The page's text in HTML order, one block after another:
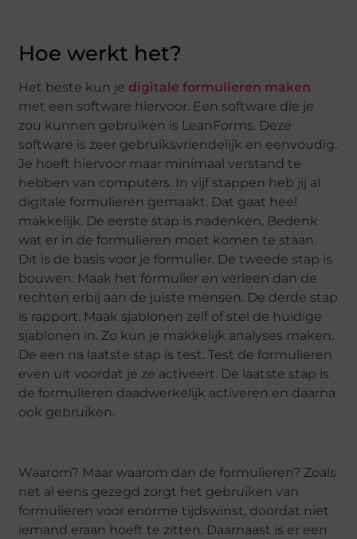
Hoe werkt het?
Het beste kun je digitale formulieren maken
met een software hiervoor. Een software die je
zou kunnen gebruiken is LeanForms. Deze
software is zeer gebruiksvriendelijk en eenvoudig.
Je hoeft hiervoor maar minimaal verstand te
hebben van computers. In vijf stappen heb jij al
digitale formulieren gemaakt. Dat gaat heel
makkelijk. De eerste stap is nadenken. Bedenk
wat er in de formulieren moet komen te staan.
Dit is de basis voor je formulier. De tweede stap is
bouwen. Maak het formulier en verleen dan de
rechten erbij aan de juiste mensen. De derde stap
is rapport. Maak sjablonen zelf of stel de huidige
sjablonen in. Zo kun je makkelijk analyses maken.
De een na laatste stap is test. Test de formulieren
even uit voordat je ze activeert. De laatste stap is
de formulieren daadwerkelijk activeren en daarna
ook gebruiken.
Waarom? Maar waarom dan de formulieren? Zoals
net al eens gezegd zorgt het gebruiken van
formulieren voor enorme tijdswinst, doordat niet
iemand eraan hoeft te zitten. Daarnaast is er een